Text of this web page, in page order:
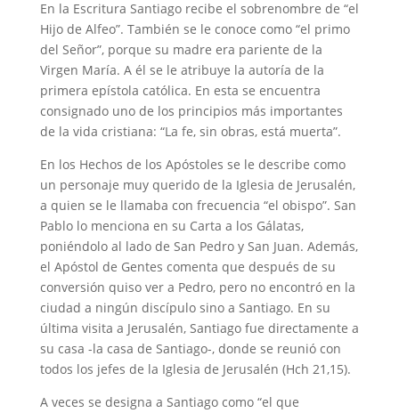
En la Escritura Santiago recibe el sobrenombre de “el
Hijo de Alfeo”. También se le conoce como “el primo
del Señor”, porque su madre era pariente de la
Virgen María. A él se le atribuye la autoría de la
primera epístola católica. En esta se encuentra
consignado uno de los principios más importantes
de la vida cristiana: “La fe, sin obras, está muerta”.
En los Hechos de los Apóstoles se le describe como
un personaje muy querido de la Iglesia de Jerusalén,
a quien se le llamaba con frecuencia “el obispo”. San
Pablo lo menciona en su Carta a los Gálatas,
poniéndolo al lado de San Pedro y San Juan. Además,
el Apóstol de Gentes comenta que después de su
conversión quiso ver a Pedro, pero no encontró en la
ciudad a ningún discípulo sino a Santiago. En su
última visita a Jerusalén, Santiago fue directamente a
su casa -la casa de Santiago-, donde se reunió con
todos los jefes de la Iglesia de Jerusalén (Hch 21,15).
A veces se designa a Santiago como “el que